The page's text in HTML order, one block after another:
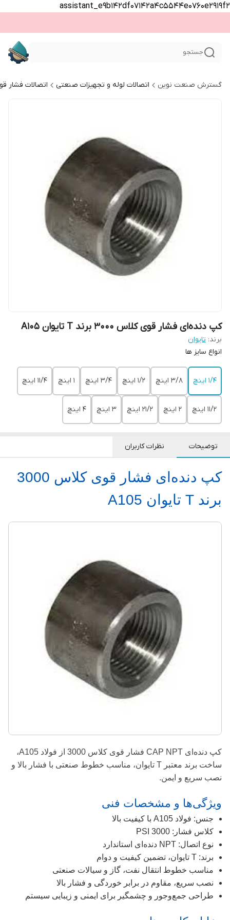
assistant_e9b142df07142a4c5544e0760e2919f2
جستجو
گسترش صنعت نوین اتصالات لوله و تجهیزات صنعتی اتصالات فشار
کپ دنده‌ای فشار قوی کلاس 3000 برند T تایوان A105
برند: تایوان
انواع سایز ها
1/4 اینچ 3/8 اینچ 1/2 اینچ 3/4 اینچ 1 اینچ 11/4 اینچ
11/2 اینچ 2 اینچ 21/2 اینچ 3 اینچ 4 اینچ
توضیحات نظرات کاربران
کپ دنده‌ای فشار قوی کلاس 3000
برند T تایوان A105
کپ دنده‌ای CAP NPT فشار قوی کلاس 3000 از فولاد A105،
ساخت برند معتبر T تایوان، مناسب خطوط صنعتی با فشار بالا و
نصب سریع و ایمن.
ویژگی‌ها و مشخصات فنی
جنس: فولاد A105 با کیفیت بالا
کلاس فشار: 3000 PSI
نوع اتصال: NPT دنده‌ای استاندارد
برند: T تایوان، تضمین کیفیت و دوام
مناسب خطوط انتقال نفت، گاز و سیالات صنعتی
نصب سریع، مقاوم در برابر خوردگی و فشار بالا
طراحی جمع‌وجور و چشمگیر برای ایمنی و زیبایی سیستم